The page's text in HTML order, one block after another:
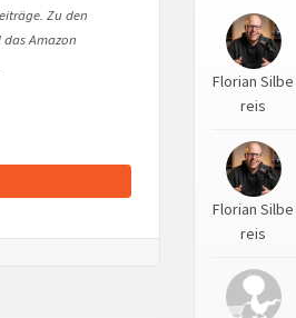
Zu den
Amazon
Florian Silbe
reis
Florian Silbe
reis